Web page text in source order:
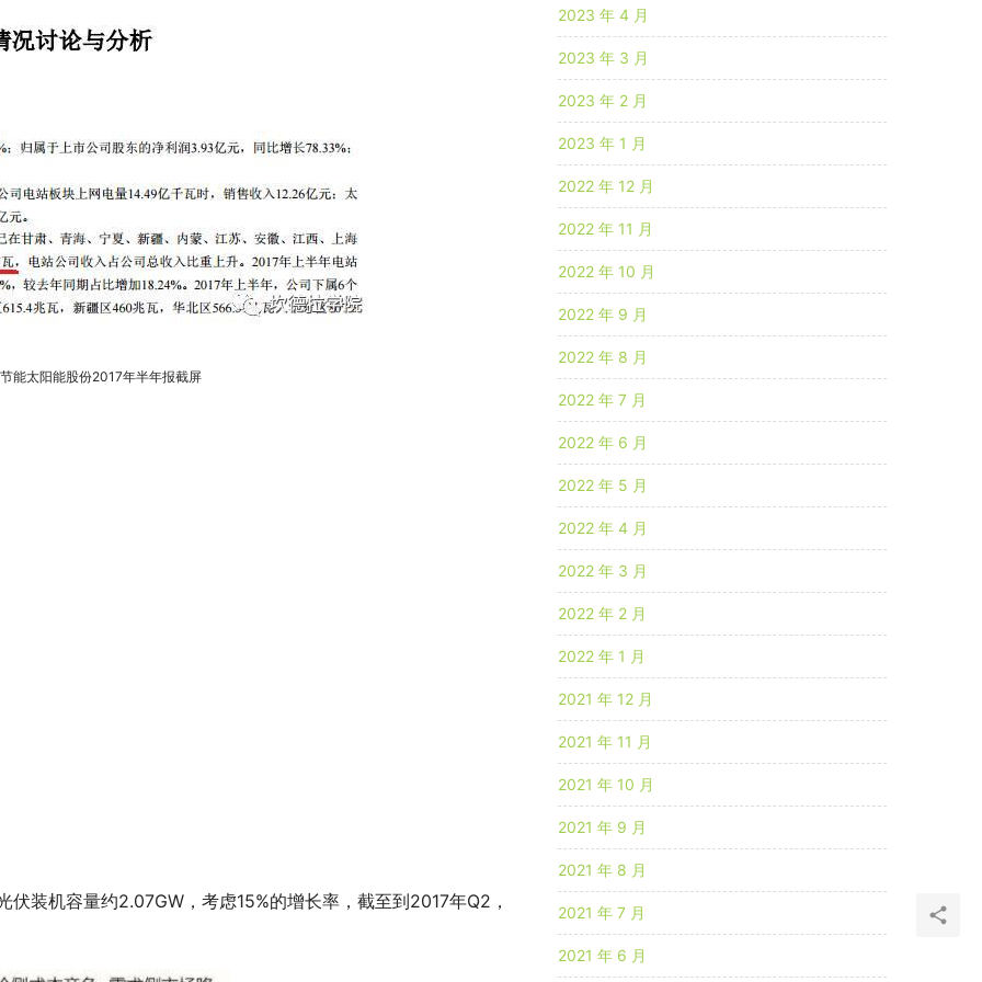
能太阳能股份2017年半年报截屏
装机容量约2.07GW，考虑15%的增长率，截至到2017年Q2，
2023 年 4 月
2023 年 3 月
2023 年 2 月
2023 年 1 月
2022 年 12 月
2022 年 11 月
2022 年 10 月
2022 年 9 月
2022 年 8 月
2022 年 7 月
2022 年 6 月
2022 年 5 月
2022 年 4 月
2022 年 3 月
2022 年 2 月
2022 年 1 月
2021 年 12 月
2021 年 11 月
2021 年 10 月
2021 年 9 月
2021 年 8 月
2021 年 7 月
2021 年 6 月